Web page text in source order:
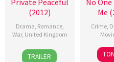
Private Peaceful
(2012)
Drama, Romance,
War, United Kingdom
12
Pat
TRAILER
No
Me
Crime,